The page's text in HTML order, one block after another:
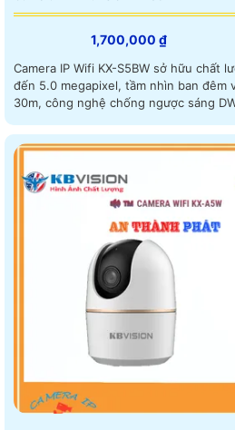
1,700,000 ₫
Camera IP Wifi KX-S5BW sở hữu chất
đến 5.0 megapixel, tầm nhìn ban đêm
30m, công nghệ chống ngược sáng